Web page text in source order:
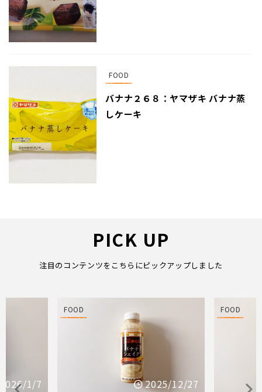
FOOD
バナナ２６８：ヤマザキ バナナ蒸
しケーキ
PICK UP
注目のコンテンツをこちらにピックアップしました
12/27
FOOD
2025/12/21
FOOD